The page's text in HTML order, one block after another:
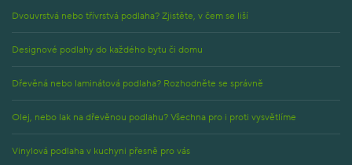
Dvouvrstvá nebo třívrstvá podlaha? Zjistěte, v čem se liší
Designové podlahy do každého bytu či domu
Dřevěná nebo laminátová podlaha? Rozhodněte se správně
Olej, nebo lak na dřevěnou podlahu? Všechna pro i proti vysvětlíme
Vinylová podlaha v kuchyni přesně pro vás